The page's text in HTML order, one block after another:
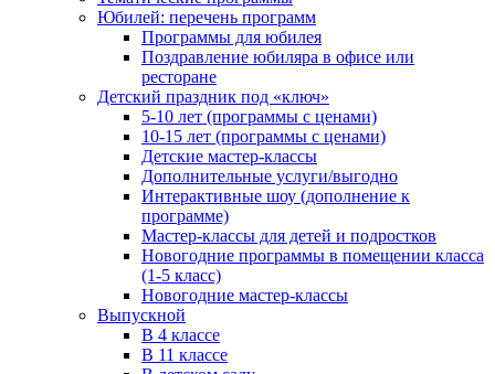
Юбилей: перечень программ
Программы для юбилея
Поздравление юбиляра в офисе или
ресторане
Детский праздник под «ключ»
5-10 лет (программы с ценами)
10-15 лет (программы с ценами)
Детские мастер-классы
Дополнительные услуги/выгодно
Интерактивные шоу (дополнение к
программе)
Мастер-классы для детей и подростков
Новогодние программы в помещении класса
(1-5 класс)
Новогодние мастер-классы
Выпускной
В 4 классе
В 11 классе